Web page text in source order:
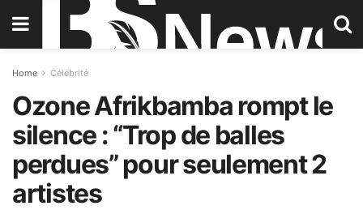
Home Célébrité
Ozone Afrikbamba rompt le
silence : “Trop de balles
perdues” pour seulement 2
artistes